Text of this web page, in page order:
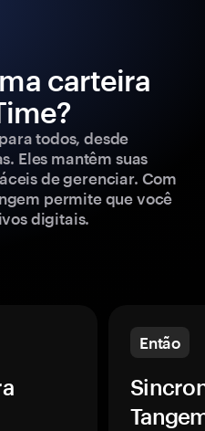
carteira
todos, desde
Eles mantêm suas
de gerenciar. Com
permite que você
digitais.
Então